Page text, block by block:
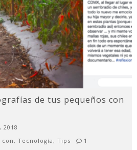
de tus pequeños con
2018
con, Tecnología, Tips 1